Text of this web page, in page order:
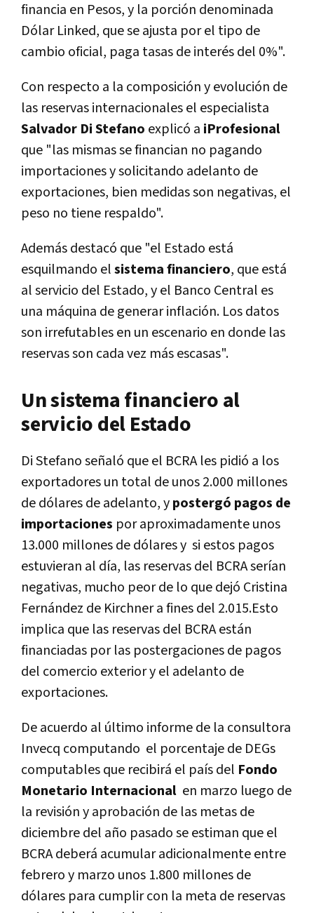
financia en Pesos, y la porción denominada
Dólar Linked, que se ajusta por el tipo de
cambio oficial, paga tasas de interés del 0%".
Con respecto a la composición y evolución de
las reservas internacionales el especialista
Salvador Di Stefano explicó a iProfesional
que "las mismas se financian no pagando
importaciones y solicitando adelanto de
exportaciones, bien medidas son negativas, el
peso no tiene respaldo".
Además destacó que "el Estado está
esquilmando elsistema financiero, que está
al servicio del Estado, y el Banco Central es
una máquina de generar inflación. Los datos
son irrefutables en un escenario en donde las
reservas son cada vez más escasas".
Un sistema financiero al
servicio del Estado
Di Stefano señaló que el BCRA les pidió a los
exportadores un total de unos 2.000 millones
de dólares de adelanto, ypostergó pagos de
importaciones por aproximadamente unos
13.000 millones de dólares y si estos pagos
estuvieran al día, las reservas del BCRA serían
negativas, mucho peor de lo que dejó Cristina
Fernández de Kirchner a fines del 2.015.Esto
implica que las reservas del BCRA están
financiadas por las postergaciones de pagos
del comercio exterior y el adelanto de
exportaciones.
De acuerdo al último informe de la consultora
Invecq computando el porcentaje de DEGs
computables que recibirá el país del Fondo
Monetario Internacional en marzo luego de
la revisión y aprobación de las metas de
diciembre del año pasado se estiman que el
BCRA deberá acumular adicionalmente entre
febrero y marzo unos 1.800 millones de
dólares para cumplir con la meta de reservas